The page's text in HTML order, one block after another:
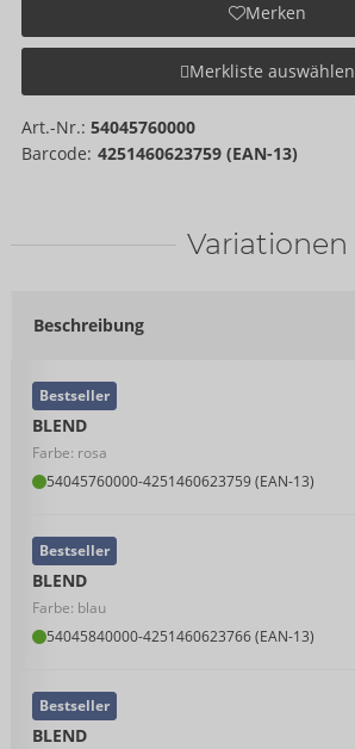
Merken
Merkliste auswählen
Art.-Nr.: 54045760000
Barcode: 4251460623759 (EAN-13)
Variationen
Beschreibung
BLEND
Farbe: rosa
54045760000-4251460623759 (EAN-13)
Bestseller
BLEND
Farbe: blau
54045840000-4251460623766 (EAN-13)
Bestseller
BLEND
Bestseller